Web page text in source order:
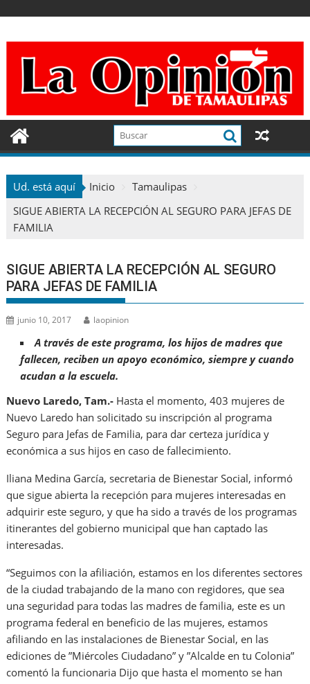
contenido
Ud. está aquí Inicio
Tamaulipas
SIGUE ABIERTA LA RECEPCIÓN AL SEGURO PARA JEFAS DE
FAMILIA
SIGUE ABIERTA LA RECEPCIÓN AL SEGURO
PARA JEFAS DE FAMILIA
junio 10, 2017 laopinion
A través de este programa, los hijos de madres que
fallecen, reciben un apoyo económico, siempre y cuando
acudan a la escuela.
Nuevo Laredo, Tam.- Hasta el momento, 403 mujeres de
Nuevo Laredo han solicitado su inscripción al programa
Seguro para Jefas de Familia, para dar certeza jurídica y
económica a sus hijos en caso de fallecimiento.
Iliana Medina García, secretaria de Bienestar Social, informó
que sigue abierta la recepción para mujeres interesadas en
adquirir este seguro, y que ha sido a través de los programas
itinerantes del gobierno municipal que han captado las
interesadas.
“Seguimos con la afiliación, estamos en los diferentes sectores
de la ciudad trabajando de la mano con regidores, que sea
una seguridad para todas las madres de familia, este es un
programa federal en beneficio de las mujeres, estamos
afiliando en las instalaciones de Bienestar Social, en las
ediciones de ”Miércoles Ciudadano” y ”Alcalde en tu Colonia”
comentó la funcionaria Dijo que hasta el momento se han